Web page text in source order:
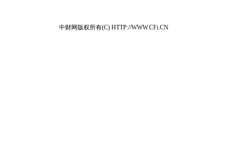
中财网版权所有(C) HTTP://WWW.CFi.CN